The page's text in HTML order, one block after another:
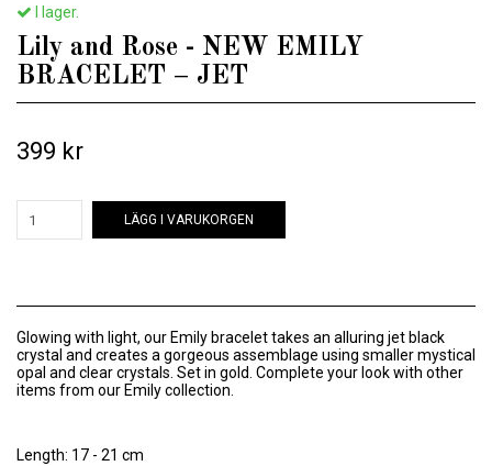
I lager.
Lily and Rose - NEW EMILY
BRACELET – JET
399 kr
LÄGG I VARUKORGEN
Glowing with light, our Emily bracelet takes an alluring jet black
crystal and creates a gorgeous assemblage using smaller mystical
opal and clear crystals. Set in gold. Complete your look with other
items from our Emily collection.
Length: 17 - 21 cm